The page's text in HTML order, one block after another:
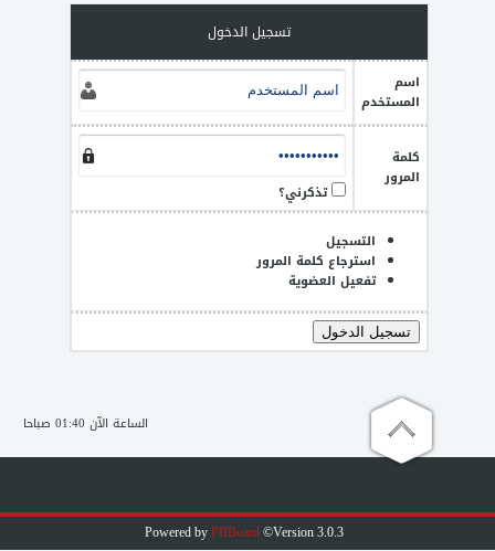
ان بي سي تحويل لكل الشخصيات ماعدا القرصان
حفلة السي بي اس [Quest-Party] بشكل مختلف وجديدة وفي مابة
لوحديها+الكينج
برنامج فك تشفير ملف Server.dat
تسجيل الدخول
اسم
المستخدم
كلمة
المرور
تذكرني؟
التسجيل
استرجاع كلمة المرور
تفعيل العضوية
الساعة الآن 01:40 صباحا
Powered by PBBoard©Version 3.0.3